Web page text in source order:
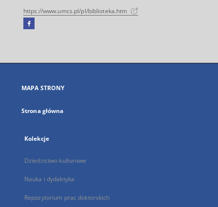
https://www.umcs.pl/pl/biblioteka.htm
Facebook
się
karcie
MAPA STRONY
Strona główna
Kolekcje
Dziedzictwo kulturowe
Nauka i dydaktyka
Repozytorium prac doktorskich